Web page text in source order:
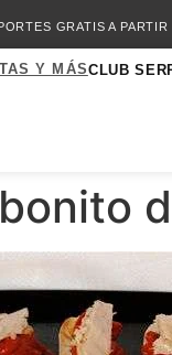
GRATIS A
Y MÁSCLUB